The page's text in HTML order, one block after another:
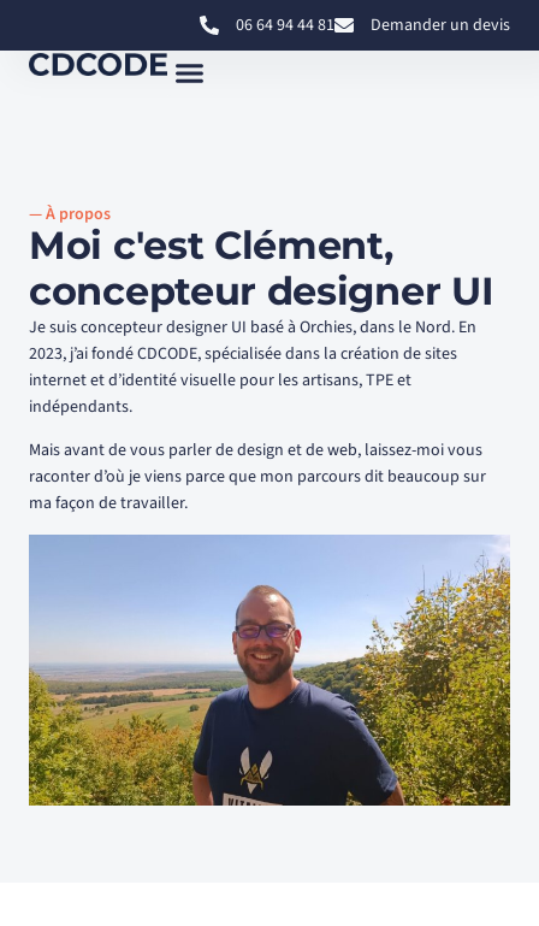
06 64 94 44 81 Demander un devis
— À propos
Moi c'est Clément,
concepteur designer UI
Je suis concepteur designer UI basé à Orchies, dans le Nord. En
2023, j’ai fondé CDCODE, spécialisée dans la création de sites
internet et d’identité visuelle pour les artisans, TPE et
indépendants.
Mais avant de vous parler de design et de web, laissez-moi vous
raconter d’où je viens parce que mon parcours dit beaucoup sur
ma façon de travailler.